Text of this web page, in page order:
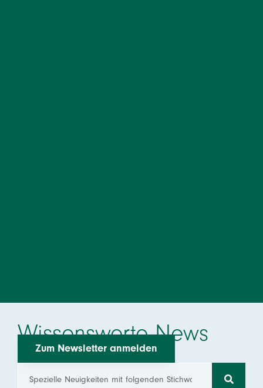
Wissenswerte News
Zum Newsletter anmelden